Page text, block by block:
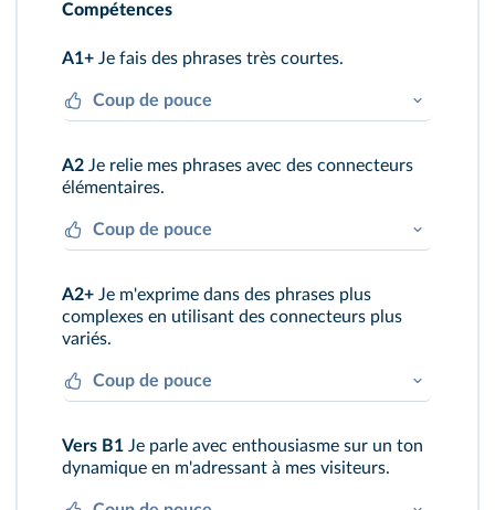
Compétences
A1+ Je fais des phrases très courtes.
Coup de pouce
sans mots français.
A2 Je relie mes phrases avec des connecteurs
élémentaires.
Coup de pouce
sans pauses.
A2+ Je m'exprime dans des phrases plus
complexes en utilisant des connecteurs plus
variés.
Coup de pouce
et j'utilise les pronoms relatifswho, where,
which.
Vers B1 Je parle avec enthousiasme sur un ton
dynamique en m'adressant à mes visiteurs.